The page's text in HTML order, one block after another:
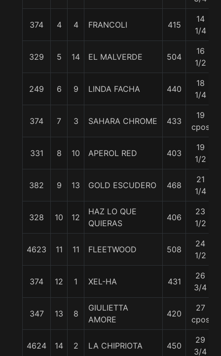
374 4 4 FRANCOLI 415
14
1/4
329 5 14 EL MALVERDE 504
16
1/2
249 6 9 LINDA FACHA 440
18
1/4
374 7 3 SAHARA CHROME 433
19
cpos
331 8 10 APEROL RED 403
19
1/2
382 9 13 GOLD ESCUDERO 468
21
1/4
328 10 12
HAZ LO QUE
QUIERAS
406
23
1/2
4623 11 11 FLEETWOOD 508
24
1/2
374 12 1 XEL-HA 431
26
3/4
347 13 8
GIULIETTA
AMORE
420
27
cpos
4624 14 2 LA CHIPRIOTA 450
29
3/4